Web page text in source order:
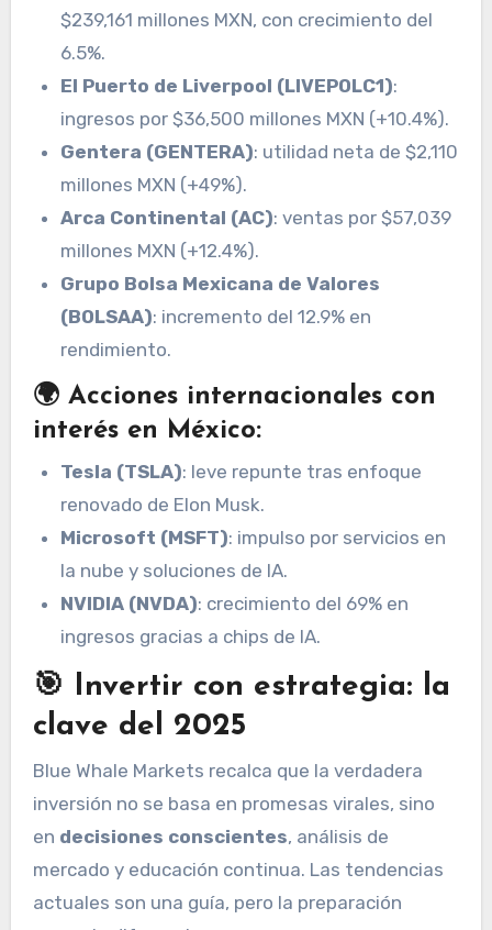
$239,161 millones MXN, con crecimiento del
6.5%.
El Puerto de Liverpool (LIVEPOLC1):
ingresos por $36,500 millones MXN (+10.4%).
Gentera (GENTERA): utilidad neta de $2,110
millones MXN (+49%).
Arca Continental (AC): ventas por $57,039
millones MXN (+12.4%).
Grupo Bolsa Mexicana de Valores
(BOLSAA): incremento del 12.9% en
rendimiento.
🌍 Acciones internacionales con
interés en México:
Tesla (TSLA): leve repunte tras enfoque
renovado de Elon Musk.
Microsoft (MSFT): impulso por servicios en
la nube y soluciones de IA.
NVIDIA (NVDA): crecimiento del 69% en
ingresos gracias a chips de IA.
🎯 Invertir con estrategia: la
clave del 2025
Blue Whale Markets recalca que la verdadera
inversión no se basa en promesas virales, sino
en decisiones conscientes, análisis de
mercado y educación continua. Las tendencias
actuales son una guía, pero la preparación